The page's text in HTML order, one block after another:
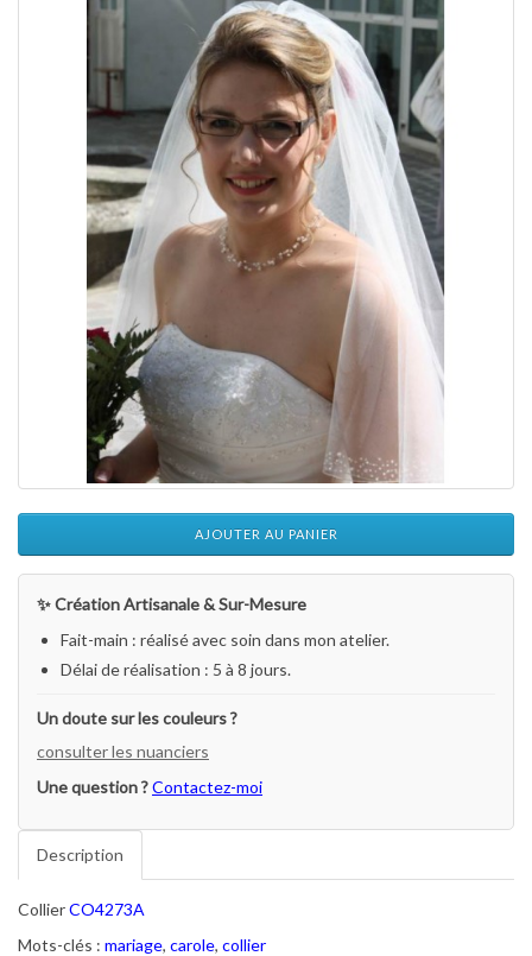
AJOUTER AU PANIER
✨ Création Artisanale & Sur-Mesure
Fait-main : réalisé avec soin dans mon atelier.
Délai de réalisation : 5 à 8 jours.
Un doute sur les couleurs ?
consulter les nuanciers
Une question ?Contactez-moi
Description
CollierCO4273A
Mots-clés : mariage, carole, collier